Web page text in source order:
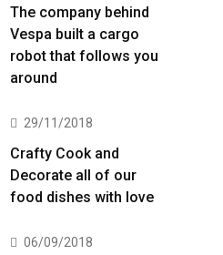
The company behind
Vespa built a cargo
robot that follows you
around
29/11/2018
Crafty Cook and
Decorate all of our
food dishes with love
06/09/2018